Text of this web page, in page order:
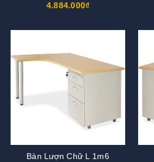
4.884.000₫
Bàn Lượn Chữ L 1m6